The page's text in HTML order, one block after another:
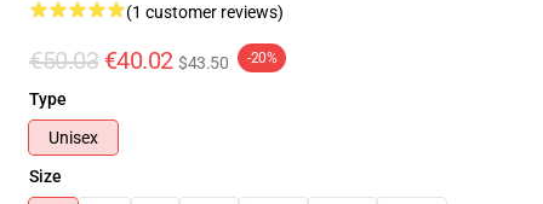
(1 customer reviews)
€50.03 €40.02 $43.50 -20%
Type
Unisex
Size